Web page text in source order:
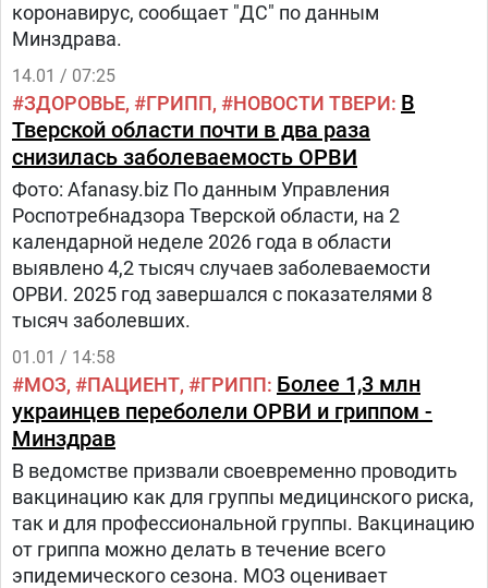
коронавирус, сообщает "ДС" по данным
Минздрава.
14.01 / 07:25
ЗДОРОВЬЕ ГРИПП НОВОСТИ ТВЕРИ В
Тверской области почти в два раза
снизилась заболеваемость ОРВИ
Фото: Afanasy.biz По данным Управления
Роспотребнадзора Тверской области, на 2
календарной неделе 2026 года в области
выявлено 4,2 тысяч случаев заболеваемости
ОРВИ. 2025 год завершался с показателями 8
тысяч заболевших.
01.01 / 14:58
МОЗ ПАЦИЕНТ ГРИПП Более 1,3 млн
украинцев переболели ОРВИ и гриппом -
Минздрав
В ведомстве призвали своевременно проводить
вакцинацию как для группы медицинского риска,
так и для профессиональной группы. Вакцинацию
от гриппа можно делать в течение всего
эпидемического сезона. МОЗ оценивает